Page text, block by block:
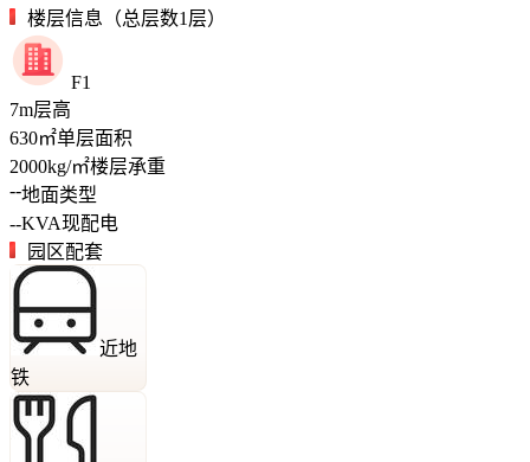
楼层信息（总层数1层）
F1
7m层高
630㎡单层面积
2000kg/㎡楼层承重
--地面类型
--KVA现配电
园区配套
近地
铁